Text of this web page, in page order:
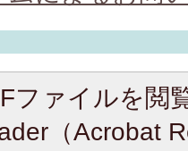
ファイルを閲
（Acrobat